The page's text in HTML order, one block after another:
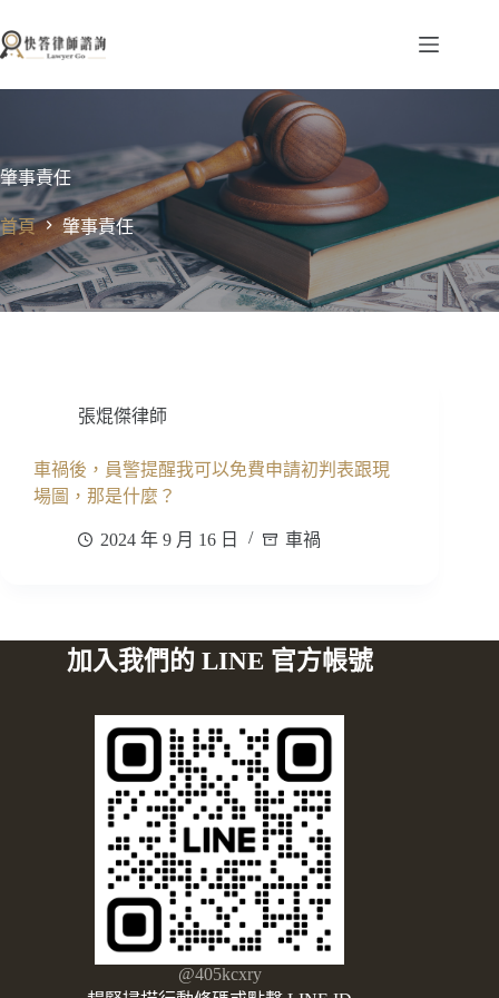
至
要
肇事責任
首頁 肇事責任
張焜傑律師
車禍後，員警提醒我可以免費申請初判表跟現
場圖，那是什麼？
2024 年 9 月 16 日 車禍
加入我們的 LINE 官方帳號
@405kcxry